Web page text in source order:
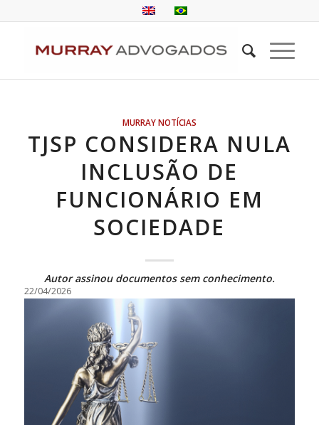
MURRAY NOTÍCIAS
TJSP CONSIDERA NULA
INCLUSÃO DE
FUNCIONÁRIO EM
SOCIEDADE
Autor assinou documentos sem conhecimento.
22/04/2026